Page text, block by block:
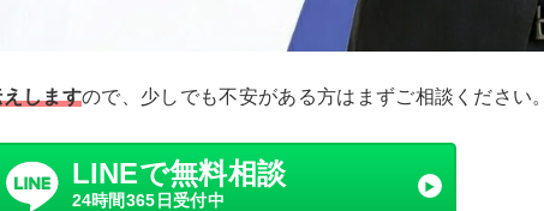
しますので、少しでも不安がある方はまずご相談ください。
LINEで無料相談
24時間365日受付中